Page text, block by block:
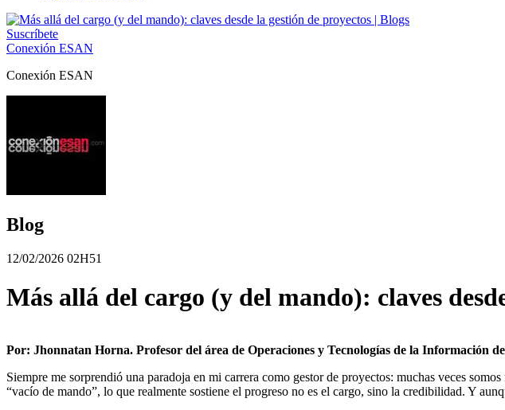
Suscríbete
Conexión ESAN
Conexión ESAN
Blog
12/02/2026 02H51
Más allá del cargo (y del mando): claves
Por: Jhonnatan Horna. Profesor del área de Operaciones y Tecnologías de la Información
Siempre me sorprendió una paradoja en mi carrera como gestor de proyectos: muchas veces
“vacío de mando”, lo que realmente sostiene el progreso no es el cargo, sino la credibilidad. Y